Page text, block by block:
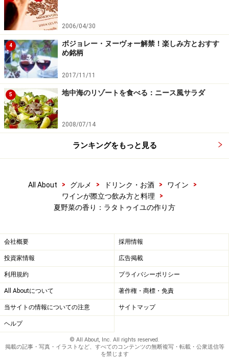
2006/04/30
4
ボジョレー・ヌーヴォー解禁！楽しみ方とおすす
め銘柄
2017/11/11
5 地中海のリゾートを食べる：ニース風サラダ
2008/07/14
ランキングをもっと見る
All About > グルメ > ドリンク・お酒 > ワイン
>
ワインが際立つ飲み方と料理
>
夏野菜の香り：ラタトゥイユの作り方
会社概要 採用情報
投資家情報 広告掲載
利用規約 プライバシーポリシー
All Aboutについて 著作権・商標・免責
当サイトの情報についての注意 サイトマップ
ヘルプ
© All About, Inc. All rights reserved.
掲載の記事・写真・イラストなど、すべてのコンテンツの無断複写・転載・公衆送信等
を禁じます